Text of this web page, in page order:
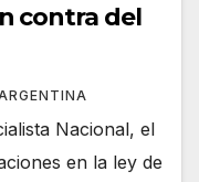
contra del
Nacional, el
en la ley de